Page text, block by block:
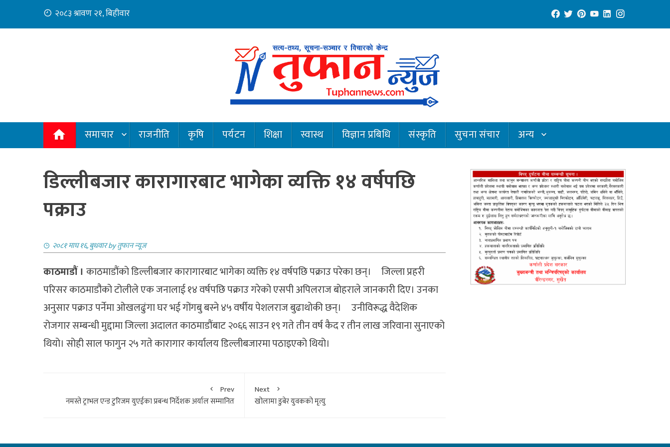
content
२०८३ श्रावण २१, बिहीवार
समाचार राजनीति कृषि पर्यटन शिक्षा स्वास्थ विज्ञान प्रबिधि संस्कृति सुचना संचार अन्य
डिल्लीबजार कारागारबाट भागेका व्यक्ति १४ वर्षपछि
पक्राउ
२०८१ माघ १६, बुधवारbyतुफान न्यूज
काठमाडौं । काठमाडौंको डिल्लीबजार कारागारबाट भागेका व्यक्ति १४ वर्षपछि पक्राउ परेका छन्। जिल्ला प्रहरी
परिसर काठमाडौ‌ंको टोलीले एक जनालाई १४ वर्षपछि पक्राउ गरेको एसपी अपिलराज बोहराले जानकारी दिए। उनका
अनुसार पक्राउ पर्नेमा ओखलढुंगा घर भई गोंगबु बस्ने ४५ वर्षीय पेशलराज बुढाथोकी छन्। उनीविरूद्ध वैदेशिक
रोजगार सम्बन्धी मुद्दामा जिल्ला अदालत काठमाडौंबाट २०६६ साउन १९ गते तीन वर्ष कैद र तीन लाख जरिवाना सुनाएको
थियो। सोही साल फागुन २५ गते कारागार कार्यालय डिल्लीबजारमा पठाइएको थियो।
Prev
नमस्ते ट्राभल एन्ड टुरिजम युएईका प्रबन्ध निर्देशक अर्याल सम्मानित
Next
खोलामा डुबेर युवकको मृत्यु